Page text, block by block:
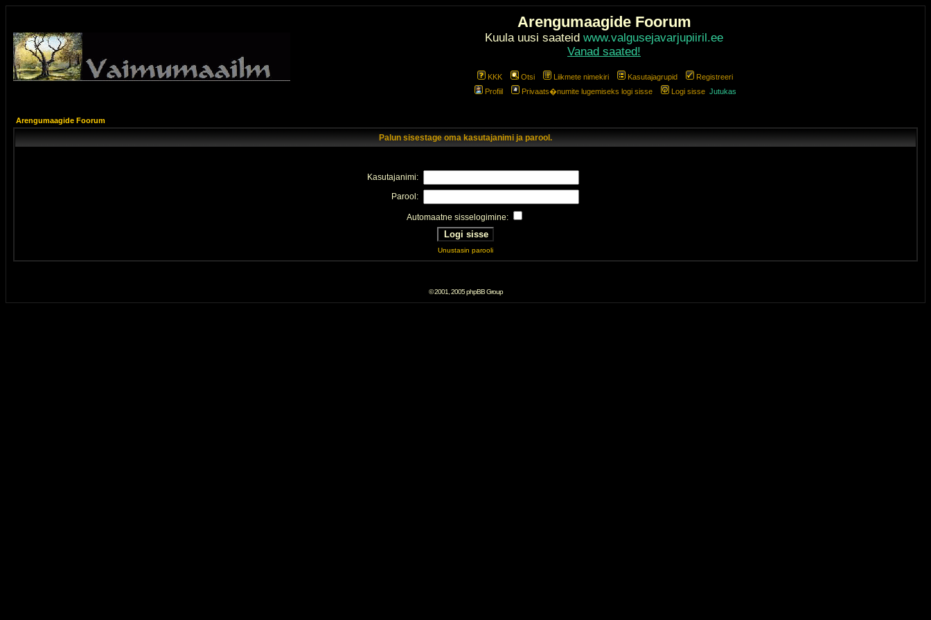
Arengumaagide Foorum
Kuula uusi saateid www.valgusejavarjupiiril.ee
Vanad saated!
KKK Otsi Liikmete nimekiri Kasutajagrupid
Registreeri
Profiil
Privaats�numite lugemiseks logi sisse Logi sisse Jutukas
Arengumaagide Foorum
Palun sisestage oma kasutajanimi ja parool.
Kasutajanimi:
Parool:
Automaatne sisselogimine:
Unustasin parooli
© 2001, 2005 phpBB Group